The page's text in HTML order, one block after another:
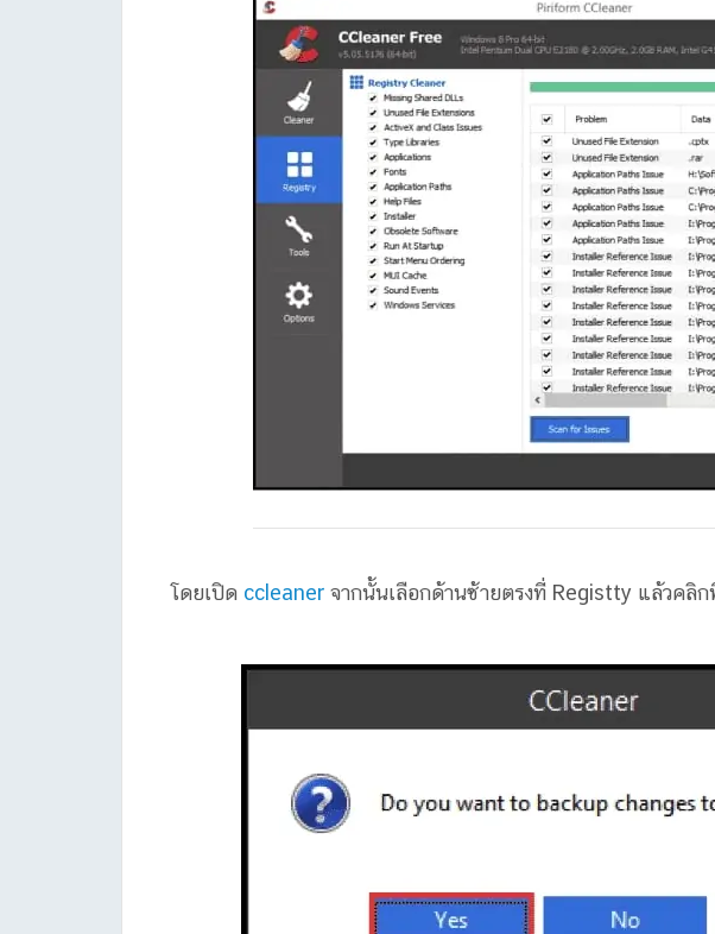
โดยเปิด ccleaner จากนั้นเลือกด้านซ้ายตรงที่ Registty แล้วคลิ